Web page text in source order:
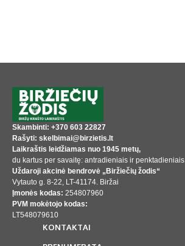
Skambinti: +370 603 22827
Rašyti: skelbimai@birzietis.lt
Laikraštis leidžiamas nuo 1945 metų,
du kartus per savaitę: antradieniais ir penktadieniais.
Uždaroji akcinė bendrovė „Biržiečių žodis“
Vytauto g. 8-22, LT-41174. Biržai
Įmonės kodas: 254807960
PVM mokėtojo kodas:
LT548079610
KONTAKTAI